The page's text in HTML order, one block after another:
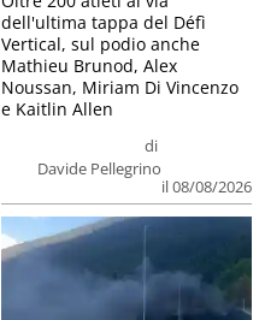
di
Davide Pellegrino
il 08/08/2026
dell'ultima tappa del Défì
Vertical, sul podio anche
Mathieu Brunod, Alex
Noussan, Miriam Di Vincenzo
e Kaitlin Allen